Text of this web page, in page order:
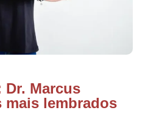
Dr. Marcus
lembrados